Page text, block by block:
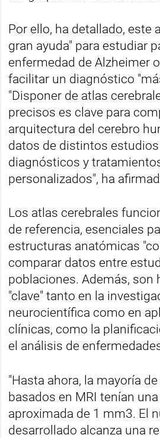
Por ello, ha detallado, este
gran ayuda" para estudiar
enfermedad de Alzheimer
facilitar un diagnóstico
"Disponer de atlas
precisos es clave para
arquitectura del cerebro
datos de distintos estudios
diagnósticos y
personalizados", ha
Los atlas cerebrales
de referencia, esenciales
estructuras anatómicas
comparar datos entre
poblaciones. Además, son
"clave" tanto en la
neurocientífica como en
clínicas, como la
el análisis de
"Hasta ahora, la mayoría
basados en MRI tenían
aproximada de 1 mm3. El
desarrollado alcanza una